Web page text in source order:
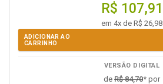
R$ 107,91
em 4x de R$ 26,98
ADICIONAR AO
CARRINHO
VERSÃO DIGITAL
de R$ 84,70* por